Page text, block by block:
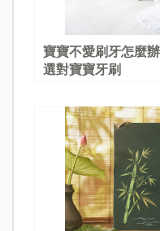
寶寶不愛刷牙怎麼
選對寶寶牙刷